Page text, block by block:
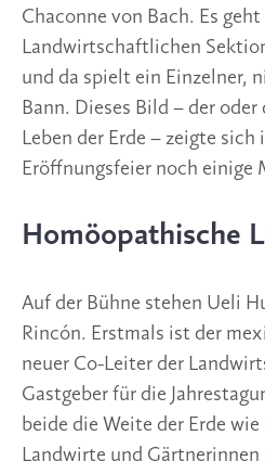
Chaconne von Bach. Es
Landwirtschaftlichen
und da spielt ein Einzelner,
Bann. Dieses Bild – der oder
Leben der Erde – zeigte sich
Eröffnungsfeier noch einige
Homöopathische
Auf der Bühne stehen Ueli
Rincón. Erstmals ist der
neuer Co-Leiter der
Gastgeber für die
beide die Weite der Erde
Landwirte und Gärtnerinnen